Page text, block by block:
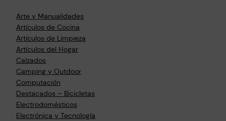
Arte y Manualidades
Artículos de Cocina
Artículos de Limpieza
Artículos del Hogar
Calzados
Camping y Outdoor
Computación
Destacados – Bicicletas
Electrodomésticos
Electrónica y Tecnología